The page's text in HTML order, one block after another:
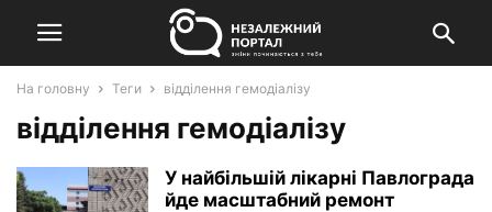
На головну Теги відділення гемодіалізу
відділення гемодіалізу
У найбільшій лікарні Павлограда
йде масштабний ремонт